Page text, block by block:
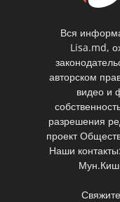
Вся
Lisa.md,
авторском
видео и
разрешения
проект
Наши